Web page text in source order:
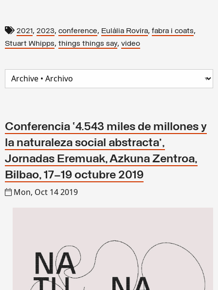
2021, 2023, conference, Eulàlia Rovira, fabra i coats,
Stuart Whipps, things things say, video
Conferencia ‘4.543 miles de millones y
la naturaleza social abstracta’,
Jornadas Eremuak, Azkuna Zentroa,
Bilbao, 17–19 octubre 2019
Mon, Oct 14 2019